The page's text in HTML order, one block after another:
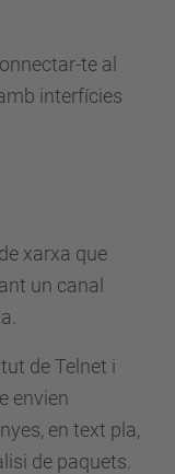
te al
interfícies
xarxa que
un canal
de Telnet i
envien
en text pla,
de paquets.